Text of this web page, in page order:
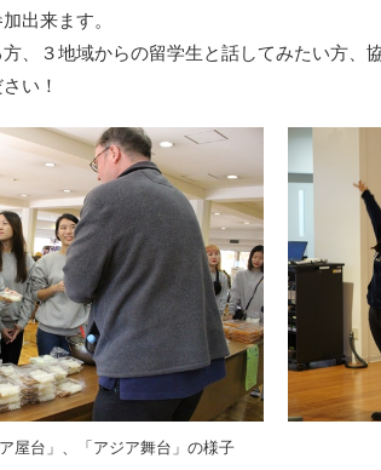
出来ます。
、３地域からの留学生と話してみたい方、
い！
屋台」、「アジア舞台」の様子